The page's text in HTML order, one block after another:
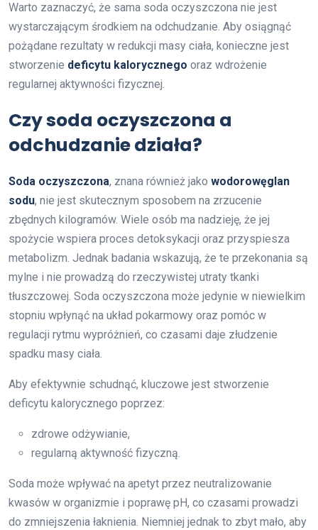
Warto zaznaczyć, że sama soda oczyszczona nie jest
wystarczającym środkiem na odchudzanie. Aby osiągnąć
pożądane rezultaty w redukcji masy ciała, konieczne jest
stworzenie deficytu kalorycznego oraz wdrożenie
regularnej aktywności fizycznej.
Czy soda oczyszczona a
odchudzanie działa?
Soda oczyszczona, znana również jako wodorowęglan
sodu, nie jest skutecznym sposobem na zrzucenie
zbędnych kilogramów. Wiele osób ma nadzieję, że jej
spożycie wspiera proces detoksykacji oraz przyspiesza
metabolizm. Jednak badania wskazują, że te przekonania są
mylne i nie prowadzą do rzeczywistej utraty tkanki
tłuszczowej. Soda oczyszczona może jedynie w niewielkim
stopniu wpłynąć na układ pokarmowy oraz pomóc w
regulacji rytmu wypróżnień, co czasami daje złudzenie
spadku masy ciała.
Aby efektywnie schudnąć, kluczowe jest stworzenie
deficytu kalorycznego poprzez:
zdrowe odżywianie,
regularną aktywność fizyczną.
Soda może wpływać na apetyt przez neutralizowanie
kwasów w organizmie i poprawę pH, co czasami prowadzi
do zmniejszenia łaknienia. Niemniej jednak to zbyt mało, aby